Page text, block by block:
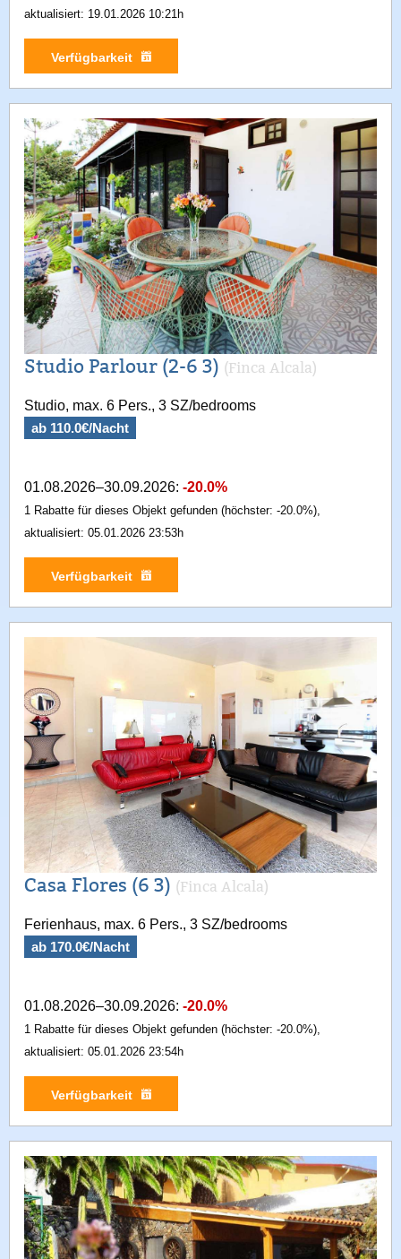
aktualisiert: 19.01.2026 10:21h
Verfügbarkeit
Studio Parlour (2-6 3) (Finca Alcala)
Studio, max. 6 Pers., 3 SZ/bedrooms
ab 110.0€/Nacht
01.08.2026–30.09.2026: -20.0%
1 Rabatte für dieses Objekt gefunden (höchster: -20.0%),
aktualisiert: 05.01.2026 23:53h
Verfügbarkeit
Casa Flores (6 3) (Finca Alcala)
Ferienhaus, max. 6 Pers., 3 SZ/bedrooms
ab 170.0€/Nacht
01.08.2026–30.09.2026: -20.0%
1 Rabatte für dieses Objekt gefunden (höchster: -20.0%),
aktualisiert: 05.01.2026 23:54h
Verfügbarkeit